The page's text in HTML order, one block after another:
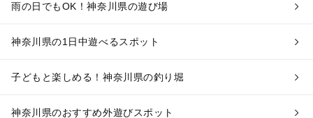
雨の日でもOK！神奈川県の遊び場
神奈川県の1日中遊べるスポット
子どもと楽しめる！神奈川県の釣り堀
神奈川県のおすすめ外遊びスポット